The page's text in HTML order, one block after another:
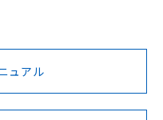
く前に、以下を必ずお読
ュアル